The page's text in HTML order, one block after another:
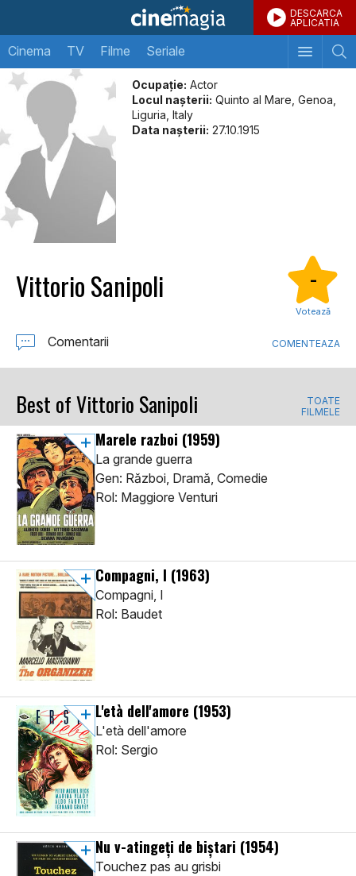
DESCARCA
APLICATIA
Cinema TV Filme Seriale
Ocupație: Actor
Locul naşterii: Quinto al Mare, Genoa,
Liguria, Italy
Data naşterii: 27.10.1915
Vittorio Sanipoli -
Votează
Comentarii COMENTEAZA
Best of Vittorio Sanipoli
TOATE
FILMELE
Marele razboi (1959)
La grande guerra
Gen: Război, Dramă, Comedie
Rol: Maggiore Venturi
Compagni, I (1963)
Compagni, I
Rol: Baudet
L'età dell'amore (1953)
L'età dell'amore
Rol: Sergio
Nu v-atingeți de biștari (1954)
Touchez pas au grisbi